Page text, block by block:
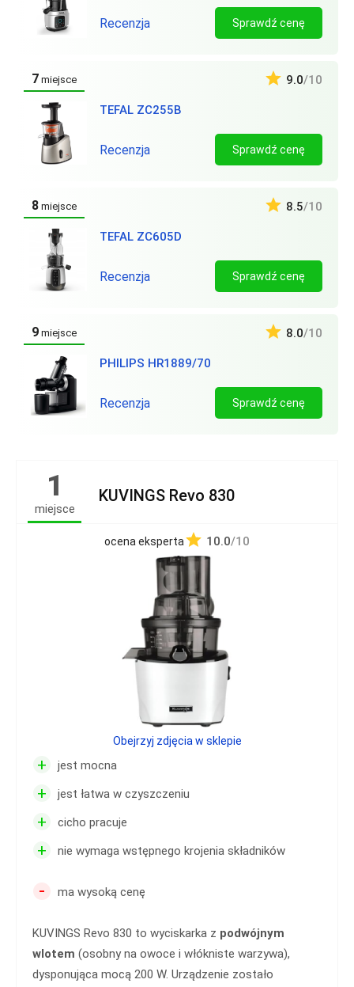
Recenzja Sprawdź cenę
7 miejsce
TEFAL ZC255B
9.0/10
Recenzja Sprawdź cenę
8 miejsce
TEFAL ZC605D
8.5/10
Recenzja Sprawdź cenę
9 miejsce
PHILIPS HR1889/70
8.0/10
Recenzja Sprawdź cenę
1
miejsce
KUVINGS Revo 830
ocena eksperta 10.0/10
+ jest mocna
+ jest łatwa w czyszczeniu
+ cicho pracuje
+ nie wymaga wstępnego krojenia składników
- ma wysoką cenę
KUVINGS Revo 830 to wyciskarka z podwójnym
wlotem (osobny na owoce i włókniste warzywa),
dysponująca mocą 200 W. Urządzenie zostało
Obejrzyj zdjęcia w sklepie